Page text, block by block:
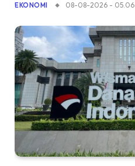
EKONOMI 08-08-2026 - 05.06